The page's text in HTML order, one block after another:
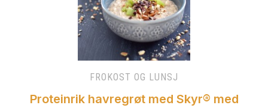
FROKOST OG LUNSJ
Proteinrik havregrøt med Skyr® med